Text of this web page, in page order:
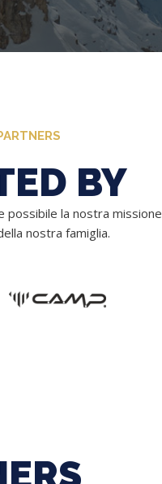
BY
la nostra
nostra famiglia.